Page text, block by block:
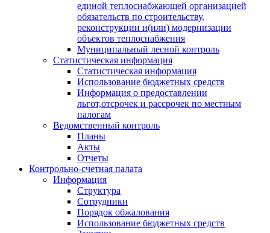
единой теплоснабжающей организацией
обязательств по строительству,
реконструкции и(или) модернизации
объектов теплоснабжения
Муниципальный лесной контроль
Статистическая информация
Статистическая информация
Использование бюджетных средств
Информация о предоставлении
льгот,отсрочек и рассрочек по местным
налогам
Ведомственный контроль
Планы
Акты
Отчеты
Контрольно-счетная палата
Информация
Структура
Сотрудники
Порядок обжалования
Использование бюджетных средств